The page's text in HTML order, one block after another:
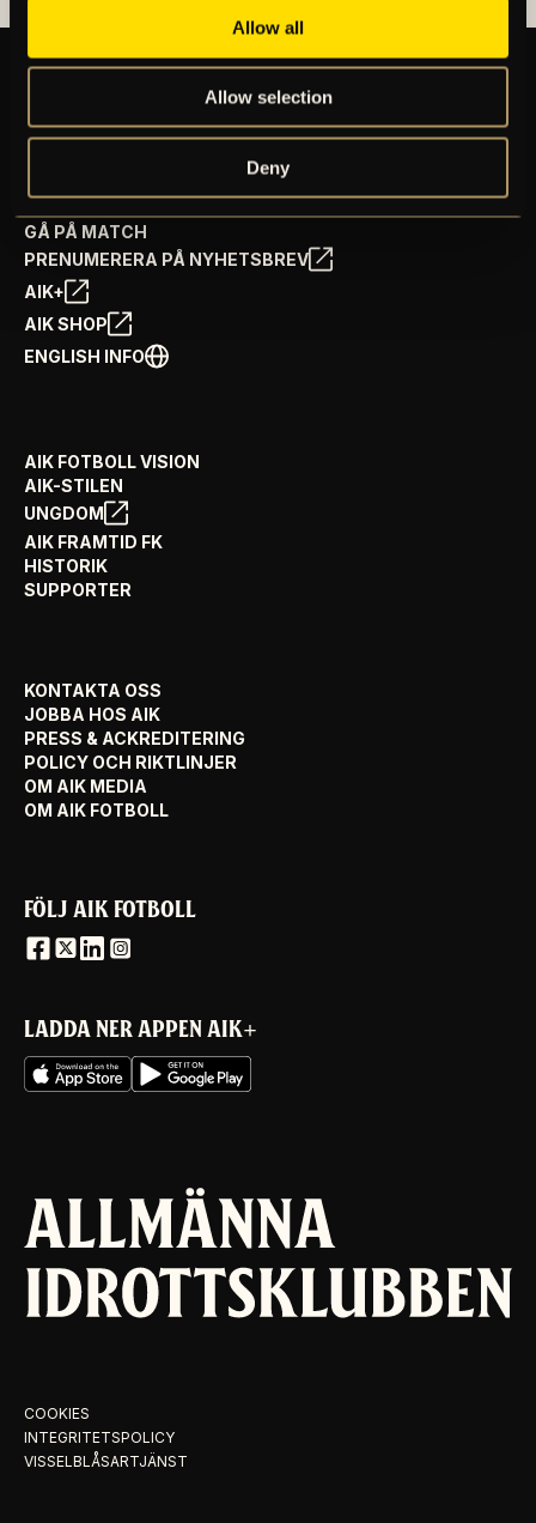
Allow all
Allow selection
Deny
BILJETTER
GÅ PÅ MATCH
PRENUMERERA PÅ NYHETSBREV
AIK+
AIK SHOP
ENGLISH INFO
AIK FOTBOLL VISION
AIK-STILEN
UNGDOM
AIK FRAMTID FK
HISTORIK
SUPPORTER
KONTAKTA OSS
JOBBA HOS AIK
PRESS & ACKREDITERING
POLICY OCH RIKTLINJER
OM AIK MEDIA
OM AIK FOTBOLL
FÖLJ AIK FOTBOLL
LADDA NER APPEN AIK+
COOKIES
INTEGRITETSPOLICY
VISSELBLÅSARTJÄNST